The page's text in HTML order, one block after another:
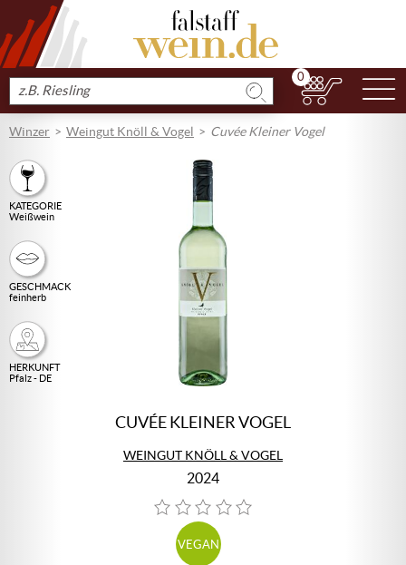
Produkt
suchen
0
Winzer Weingut Knöll & Vogel Cuvée Kleiner Vogel
KATEGORIE
Weißwein
GESCHMACK
feinherb
HERKUNFT
Pfalz - DE
CUVÉE KLEINER VOGEL
WEINGUT KNÖLL & VOGEL
2024
VEGAN